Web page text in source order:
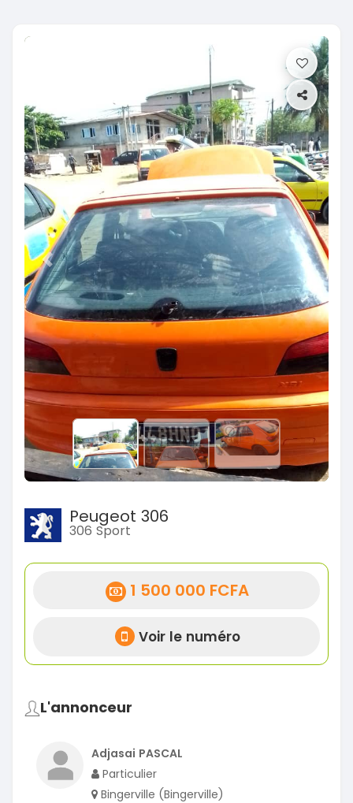
Previous Next
Peugeot 306
306 Sport
1 500 000 FCFA
Voir le numéro
L'annonceur
Adjasai PASCAL
Particulier
Bingerville (Bingerville)